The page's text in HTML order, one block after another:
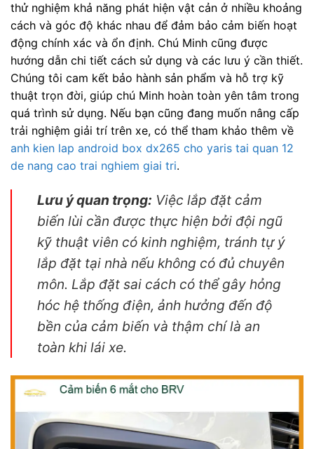
thử nghiệm khả năng phát hiện vật cản ở nhiều khoảng
cách và góc độ khác nhau để đảm bảo cảm biến hoạt
động chính xác và ổn định. Chú Minh cũng được
hướng dẫn chi tiết cách sử dụng và các lưu ý cần thiết.
Chúng tôi cam kết bảo hành sản phẩm và hỗ trợ kỹ
thuật trọn đời, giúp chú Minh hoàn toàn yên tâm trong
quá trình sử dụng. Nếu bạn cũng đang muốn nâng cấp
trải nghiệm giải trí trên xe, có thể tham khảo thêm về
anh kien lap android box dx265 cho yaris tai quan 12
de nang cao trai nghiem giai tri.
Lưu ý quan trọng: Việc lắp đặt cảm
biến lùi cần được thực hiện bởi đội ngũ
kỹ thuật viên có kinh nghiệm, tránh tự ý
lắp đặt tại nhà nếu không có đủ chuyên
môn. Lắp đặt sai cách có thể gây hỏng
hóc hệ thống điện, ảnh hưởng đến độ
bền của cảm biến và thậm chí là an
toàn khi lái xe.